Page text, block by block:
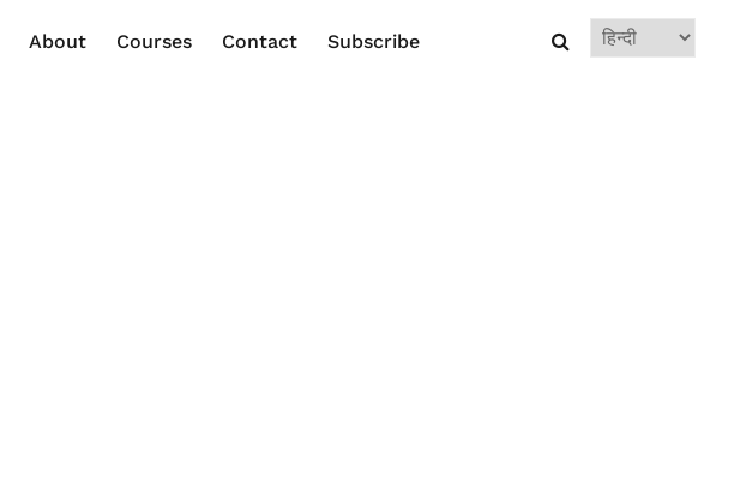
About Courses Contact Subscribe
Choose
a